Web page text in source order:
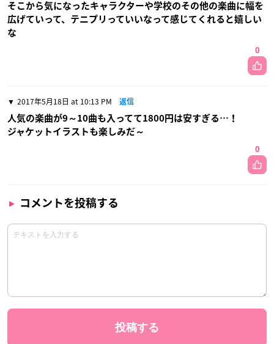
そこから気になったキャラクターや学校のその他の楽曲に幅を
広げていって、テニプリっていいなって感じてくれると嬉しい
な
0
2017年5月18日 at 10:13 PM 返信
人気の楽曲が9～10曲も入ってて1800円は安すぎる…！
ジャケットイラストも楽しみだ～
0
コメントを投稿する